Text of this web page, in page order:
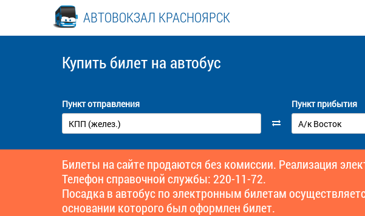
АВТОВОКЗАЛ КРАСНОЯРСК
Купить билет на автобус
Пункт отправления Пункт прибытия
Билеты на сайте продаются без комиссии. Реализация
Телефон справочной службы: 220-11-72.
Посадка в автобус по электронным билетам
основании которого был оформлен билет.